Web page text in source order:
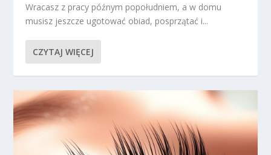
Wracasz z pracy późnym popołudniem, a w domu
musisz jeszcze ugotować obiad, posprzątać i...
CZYTAJ WIĘCEJ